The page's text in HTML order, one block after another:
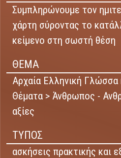
Συμπληρώνουμε τον
χάρτη σύροντας το
κείμενο στη σωστή θέση
ΘΕΜΑ
Αρχαία Ελληνική Γλώσσα
Θέματα > Άνθρωπος -
αξίες
ΤΥΠΟΣ
ασκήσεις πρακτικής και